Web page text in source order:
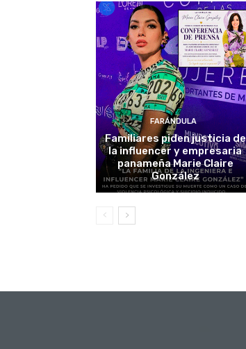
FARÁNDULA
Familiares piden justicia de
la influencer y empresaria
panameña Marie Claire
González